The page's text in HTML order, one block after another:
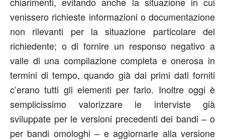
venissero richieste informazioni o documentazione
non rilevanti per la situazione particolare del
richiedente; o di fornire un responso negativo a
valle di una compilazione completa e onerosa in
termini di tempo, quando già dai primi dati forniti
c’erano tutti gli elementi per farlo. Inoltre oggi è
semplicissimo valorizzare le interviste già
sviluppate per le versioni precedenti dei bandi – o
per bandi omologhi – e aggiornarle alla versione